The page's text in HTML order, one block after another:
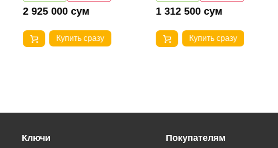
2 925 000 сум
Купить сразу
1 312 500 сум
Купить сразу
Ключи Покупателям